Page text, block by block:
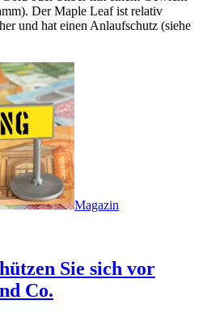
Der Maple Leaf ist relativ
und hat einen Anlaufschutz (siehe
Magazin
Sie sich vor
Co.